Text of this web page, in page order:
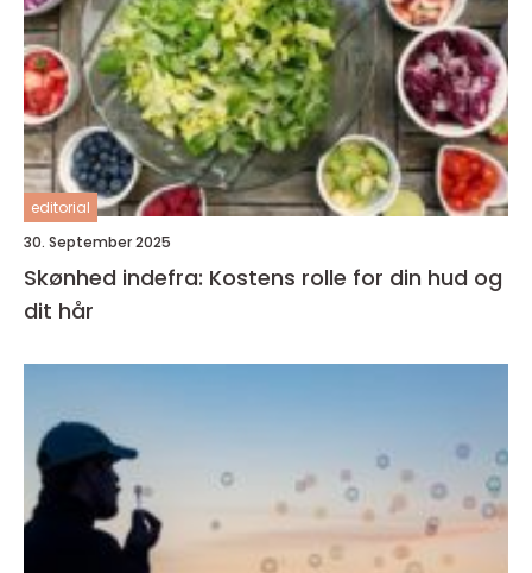
editorial
30. September 2025
Skønhed indefra: Kostens rolle for din hud og
dit hår